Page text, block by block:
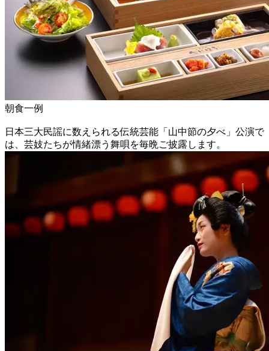
朝食一例
日本三大民謡に数えられる伝統芸能「山中節の夕べ」公演で
は、芸妓たちが情緒漂う舞唄を毎晩ご披露します。